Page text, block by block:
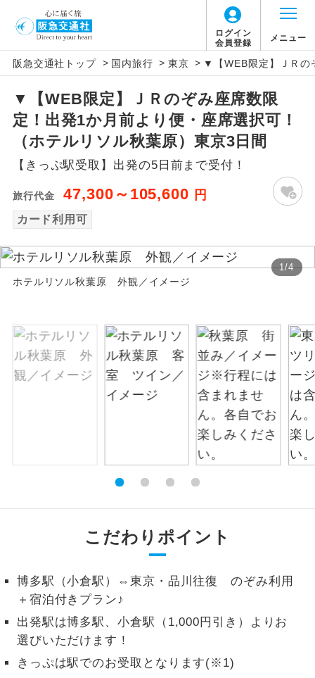
ログイン
会員登録
メニュー
阪急交通社トップ > 国内旅行 > 東京 > ▼【WEB限定】ＪＲの
▼【WEB限定】ＪＲのぞみ座席数限
定！出発1か月前より便・座席選択可！
（ホテルリソル秋葉原）東京3日間
【きっぷ駅受取】出発の5日前まで受付！
旅行代金 47,300～105,600 円
カード利用可
1/4
ホテルリソル秋葉原 外観／イメージ
こだわりポイント
博多駅（小倉駅）⇔東京・品川往復 のぞみ利用
＋宿泊付きプラン♪
出発駅は博多駅、小倉駅（1,000円引き）よりお
選びいただけます！
きっぷは駅でのお受取となります(※1)
アイコン 説明
添乗員同行
往路出発空港（駅）から復路到着空港
（駅）まで同行します。
現地添乗員同
行
現地到着空港（駅）から最終日出発空港
（駅）まで添乗員が同行します。
務
バスガイドが乗務し、車内での観光案内
新コース 初登場のコースです。
絶景 絶景スポットに立ち寄るコースです。
温泉 温泉地にも宿泊するコースです。
ご宿泊ホテルに露天風呂が付いていま
大浴場 ご宿泊ホテルに大浴場が付いています。
全食事付き
く）
お部屋にてゆっくりとお召し上がりいた
だけます。
トラベルイヤ
ホン
周りの音を気にせず、ガイドさんの説明
をじっくり聞くことができます。
1名様催行
す。